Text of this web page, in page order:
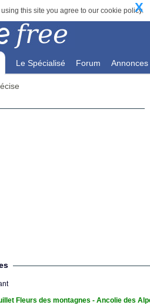
this site you agree to our cookie policy.
X
Le Spécialisé Forum Annonces
Fleurs des montagnes - Ancolie des